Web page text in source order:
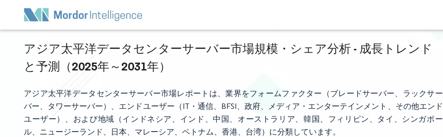
アジア太平洋データセンターサーバー市場規模・シェア分析 - 成長トレンド
と予測（2025年～2031年）
アジア太平洋データセンターサーバー市場レポートは、業界をフォームファクター（ブレードサーバー、ラックサー
バー、タワーサーバー）、エンドユーザー（IT・通信、BFSI、政府、メディア・エンターテインメント、その他エンド
ユーザー）、および地域（インドネシア、インド、中国、オーストラリア、韓国、フィリピン、タイ、シンガポー
ル、ニュージーランド、日本、マレーシア、ベトナム、香港、台湾）に分類しています。